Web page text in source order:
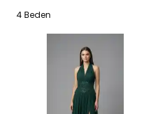
4 Beden